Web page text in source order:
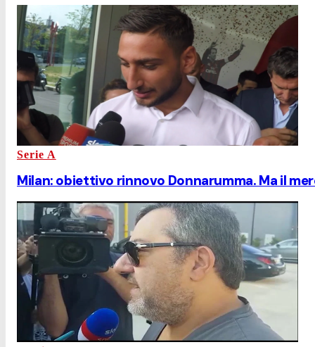
Serie A
Milan: obiettivo rinnovo Donnarumma. Ma il